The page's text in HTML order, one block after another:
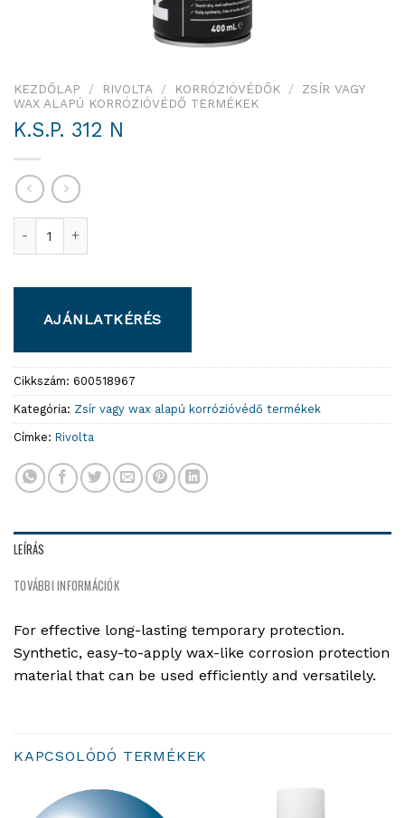
KEZDŐLAP / RIVOLTA / KORRÓZIÓVÉDŐK /
ZSÍR VAGY
WAX ALAPÚ KORRÓZIÓVÉDŐ TERMÉKEK
K.S.P. 312 N
AJÁNLATKÉRÉS
Cikkszám: 600518967
Kategória: Zsír vagy wax alapú korrózióvédő termékek
Címke: Rivolta
LEÍRÁS
TOVÁBBI INFORMÁCIÓK
For effective long-lasting temporary protection.
Synthetic, easy-to-apply wax-like corrosion protection
material that can be used efficiently and versatilely.
KAPCSOLÓDÓ TERMÉKEK